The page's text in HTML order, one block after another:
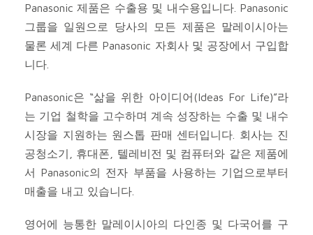
Panasonic 제품은 수출용 및 내수용입니다. Panasonic
그룹을 일원으로 당사의 모든 제품은 말레이시아는
물론 세계 다른 Panasonic 자회사 및 공장에서 구입합
니다.
Panasonic은 “삶을 위한 아이디어(Ideas For Life)”라
는 기업 철학을 고수하며 계속 성장하는 수출 및 내수
시장을 지원하는 원스톱 판매 센터입니다. 회사는 진
공청소기, 휴대폰, 텔레비전 및 컴퓨터와 같은 제품에
서 Panasonic의 전자 부품을 사용하는 기업으로부터
매출을 내고 있습니다.
영어에 능통한 말레이시아의 다인종 및 다국어를 구